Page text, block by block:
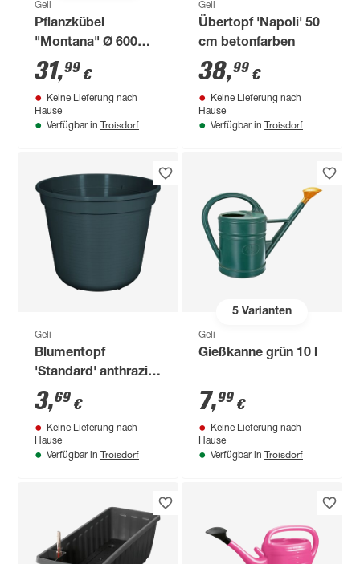
Geli
Pflanzkübel
"Montana" Ø 600
mm
31,99 €
Keine Lieferung nach
Hause
Verfügbar in Troisdorf
Geli
Übertopf 'Napoli' 50
cm betonfarben
38,99 €
Keine Lieferung nach
Hause
Verfügbar in Troisdorf
Geli
Blumentopf
'Standard' anthrazit
Ø 24 cm
3,69 €
Keine Lieferung nach
Hause
Verfügbar in Troisdorf
5Varianten
Geli
Gießkanne grün 10 l
7,99 €
Keine Lieferung nach
Hause
Verfügbar in Troisdorf